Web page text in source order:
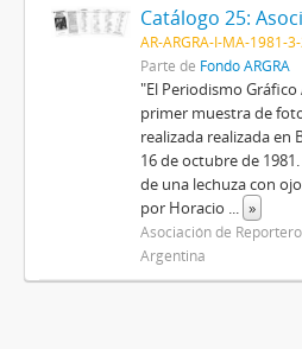
AR-ARGRA-I-MA-1981-
Parte de Fondo ARGRA
"El Periodismo
primer muestra de
realizada realizada en
16 de octubre de
de una lechuza con
por Horacio ... »
Asociación de
Argentina